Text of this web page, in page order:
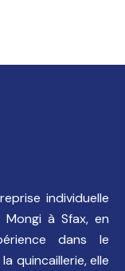
individuelle
à Sfax, en
dans le
quincaillerie, elle